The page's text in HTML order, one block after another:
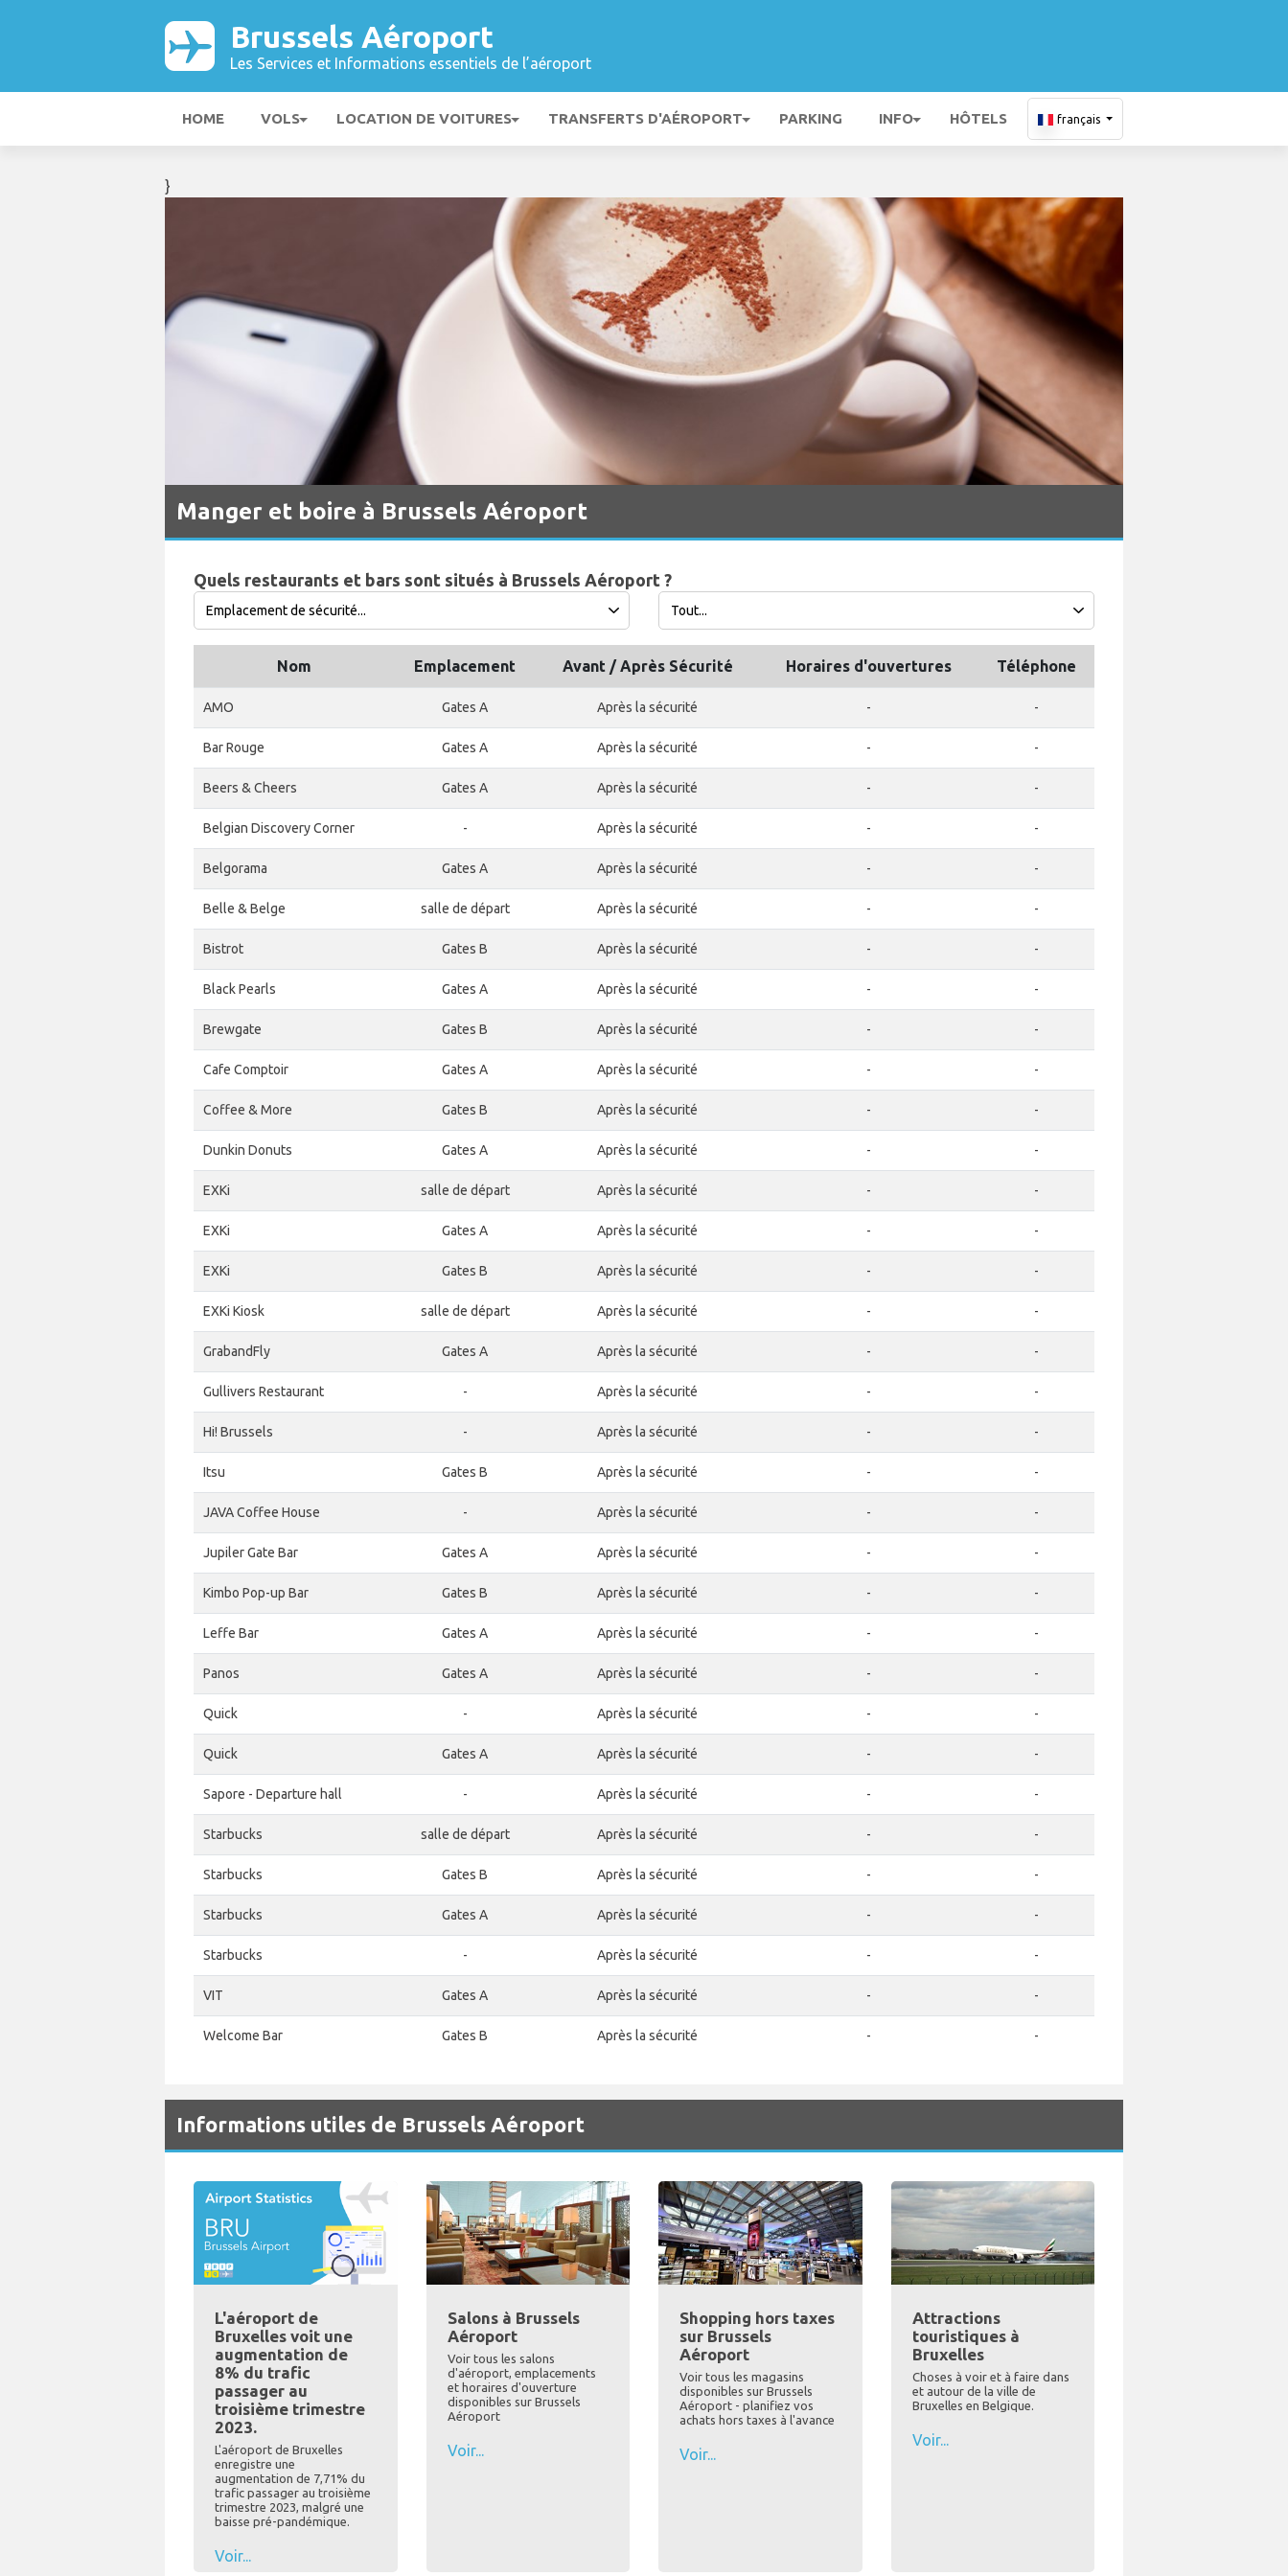
Brussels Aéroport
Les Services et Informations essentiels de l’aéroport
HOME VOLS LOCATION DE VOITURES TRANSFERTS D'AÉROPORT PARKING INFO HÔTELS français
}
Manger et boire à Brussels Aéroport
Quels restaurants et bars sont situés à Brussels Aéroport ?
Nom Emplacement Avant / Après Sécurité Horaires d'ouvertures Téléphone
AMO Gates A Après la sécurité - -
Bar Rouge Gates A Après la sécurité - -
Beers & Cheers Gates A Après la sécurité - -
Belgian Discovery Corner - Après la sécurité - -
Belgorama Gates A Après la sécurité - -
Belle & Belge salle de départ Après la sécurité - -
Bistrot Gates B Après la sécurité - -
Black Pearls Gates A Après la sécurité - -
Brewgate Gates B Après la sécurité - -
Cafe Comptoir Gates A Après la sécurité - -
Coffee & More Gates B Après la sécurité - -
Dunkin Donuts Gates A Après la sécurité - -
EXKi salle de départ Après la sécurité - -
EXKi Gates A Après la sécurité - -
EXKi Gates B Après la sécurité - -
EXKi Kiosk salle de départ Après la sécurité - -
GrabandFly Gates A Après la sécurité - -
Gullivers Restaurant - Après la sécurité - -
Hi! Brussels - Après la sécurité - -
Itsu Gates B Après la sécurité - -
JAVA Coffee House - Après la sécurité - -
Jupiler Gate Bar Gates A Après la sécurité - -
Kimbo Pop-up Bar Gates B Après la sécurité - -
Leffe Bar Gates A Après la sécurité - -
Panos Gates A Après la sécurité - -
Quick - Après la sécurité - -
Quick Gates A Après la sécurité - -
Sapore - Departure hall - Après la sécurité - -
Starbucks salle de départ Après la sécurité - -
Starbucks Gates B Après la sécurité - -
Starbucks Gates A Après la sécurité - -
Starbucks - Après la sécurité - -
VIT Gates A Après la sécurité - -
Welcome Bar Gates B Après la sécurité - -
Informations utiles de Brussels Aéroport
L'aéroport de
Bruxelles voit une
augmentation de
8% du trafic
passager au
troisième trimestre
2023.
L'aéroport de Bruxelles
enregistre une
augmentation de 7,71% du
trafic passager au troisième
trimestre 2023, malgré une
baisse pré-pandémique.
Voir...
Salons à Brussels
Aéroport
Voir tous les salons
d'aéroport, emplacements
et horaires d'ouverture
disponibles sur Brussels
Aéroport
Voir...
Shopping hors taxes
sur Brussels
Aéroport
Voir tous les magasins
disponibles sur Brussels
Aéroport - planifiez vos
achats hors taxes à l'avance
Voir...
Attractions
touristiques à
Bruxelles
Choses à voir et à faire dans
et autour de la ville de
Bruxelles en Belgique.
Voir...